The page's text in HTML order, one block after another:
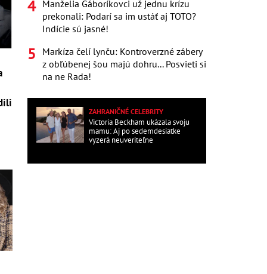
Manželia Gáboríkovci už jednu krízu
prekonali: Podarí sa im ustáť aj TOTO?
Indície sú jasné!
Markíza čelí lynču: Kontroverzné zábery
z obľúbenej šou majú dohru... Posvieti si
na ne Rada!
ZAHRANIČNÉ CELEBRITY
Victoria Beckham ukázala svoju
mamu: Aj po sedemdesiatke
vyzerá neuveriteľne